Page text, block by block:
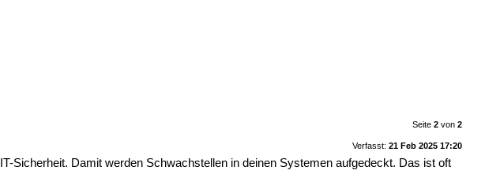
Seite 2von 2
Verfasst: 21 Feb 2025 17:20
Sicherheit. Damit werden Schwachstellen in deinen Systemen aufgedeckt. Das ist oft